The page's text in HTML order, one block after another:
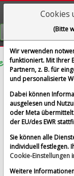
GRATIS
EOG
im Vergleich mit
Alle Aktien
EOG Resources
Cookies
(Bitte
Wir verwenden
funktioniert. Mit Ihrer
Partnern, z. B. für
und personalisierte
Dabei können
ausgelesen und
oder Meta
der EU/des EWR
Sie können alle
individuell festlegen.
Cookie-Einstellungen
Weitere